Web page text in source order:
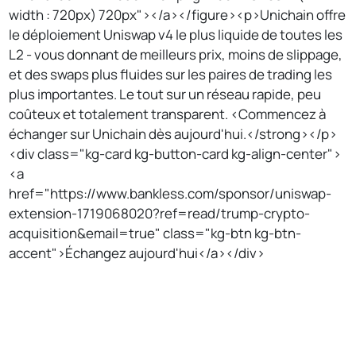
width : 720px) 720px"></a></figure><p>Unichain offre
le déploiement Uniswap v4 le plus liquide de toutes les
L2 - vous donnant de meilleurs prix, moins de slippage,
et des swaps plus fluides sur les paires de trading les
plus importantes. Le tout sur un réseau rapide, peu
coûteux et totalement transparent. <Commencez à
échanger sur Unichain dès aujourd'hui.</strong></p>
<div class="kg-card kg-button-card kg-align-center">
<a
href="https://www.bankless.com/sponsor/uniswap-
extension-1719068020?ref=read/trump-crypto-
acquisition&email=true" class="kg-btn kg-btn-
accent">Échangez aujourd'hui</a></div>